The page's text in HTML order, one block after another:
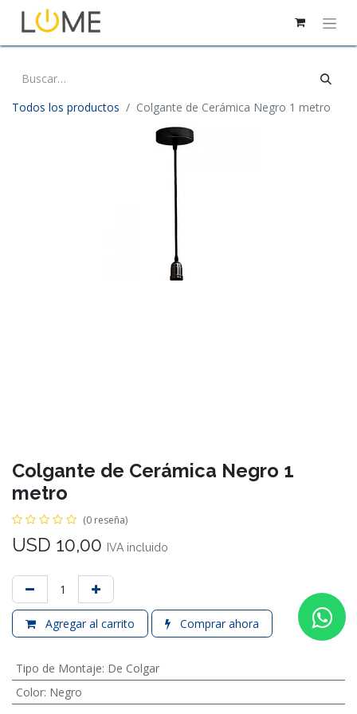
Todos los productos Colgante de Cerámica Negro 1 metro
Colgante de Cerámica Negro 1
metro
(0 reseña)
USD 10,00 IVA incluido
Agregar al carrito Comprar ahora
Tipo de Montaje: De Colgar
Color: Negro